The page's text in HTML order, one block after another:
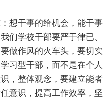
干事的给机会，能干事
们学校干部要严于律已、
做作风的火车头，要切实
习型干部，而不是在个人
，整体观念，要建立能者
意识，提高工作效率，坚